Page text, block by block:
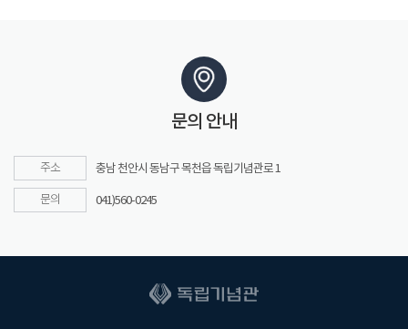
문의 안내
주소 충남 천안시 동남구 목천읍 독립기념관로 1
문의 041)560-0245